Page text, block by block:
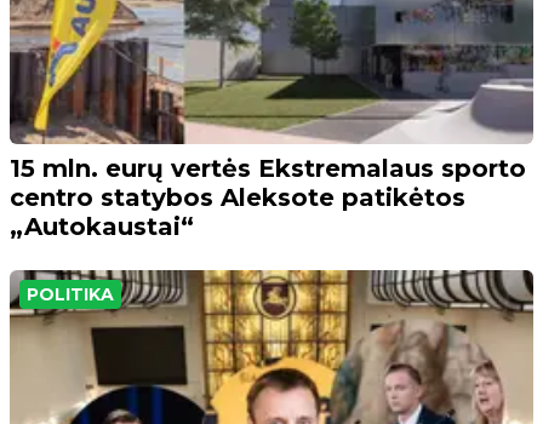
15 mln. eurų vertės Ekstremalaus sporto
centro statybos Aleksote patikėtos
„Autokaustai“
POLITIKA